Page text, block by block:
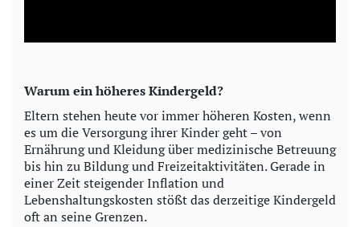
a
V
i
d
Warum ein höheres Kindergeld?
Eltern stehen heute vor immer höheren Kosten, wenn
es um die Versorgung ihrer Kinder geht – von
Ernährung und Kleidung über medizinische Betreuung
bis hin zu Bildung und Freizeitaktivitäten. Gerade in
einer Zeit steigender Inflation und
Lebenshaltungskosten stößt das derzeitige Kindergeld
oft an seine Grenzen.